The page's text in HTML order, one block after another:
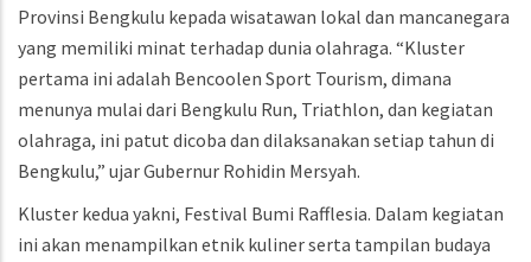
Provinsi Bengkulu kepada wisatawan lokal dan mancanegara
yang memiliki minat terhadap dunia olahraga. “Kluster
pertama ini adalah Bencoolen Sport Tourism, dimana
menunya mulai dari Bengkulu Run, Triathlon, dan kegiatan
olahraga, ini patut dicoba dan dilaksanakan setiap tahun di
Bengkulu,” ujar Gubernur Rohidin Mersyah.
Kluster kedua yakni, Festival Bumi Rafflesia. Dalam kegiatan
ini akan menampilkan etnik kuliner serta tampilan budaya